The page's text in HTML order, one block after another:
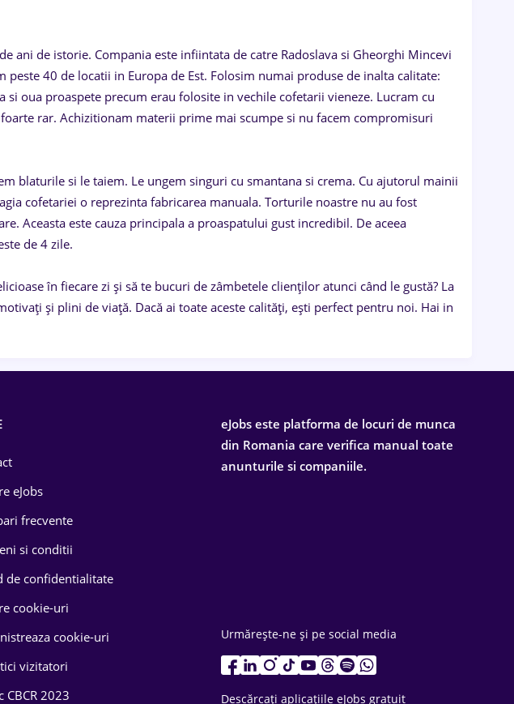
ani de istorie. Compania este infiintata de catre Radoslava si Gheorghi Mincevi
40 de locatii in Europa de Est. Folosim numai produse de inalta calitate:
si oua proaspete precum erau folosite in vechile cofetarii vieneze. Lucram cu
rar. Achizitionam materii prime mai scumpe si nu facem compromisuri
blaturile si le taiem. Le ungem singuri cu smantana si crema. Cu ajutorul mainii
cofetariei o reprezinta fabricarea manuala. Torturile noastre nu au fost
Aceasta este cauza principala a proaspatului gust incredibil. De aceea
de 4 zile.
în fiecare zi și să te bucuri de zâmbetele clienților atunci când le gustă? La
și plini de viață. Dacă ai toate aceste calități, ești perfect pentru noi. Hai in
eJobs
frecvente
si conditii
de confidentialitate
cookie-uri
cookie-uri
vizitatori
CBCR 2023
eJobs este platforma de locuri de munca
din Romania care verifica manual toate
anunturile si companiile.
Urmărește-ne și pe social media
Descărcați aplicațiile eJobs gratuit